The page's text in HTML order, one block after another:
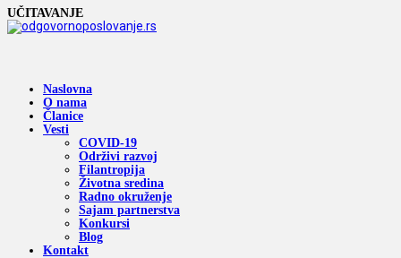
UČITAVANJE
Naslovna
O nama
Članice
Vesti
COVID-19
Održivi razvoj
Filantropija
Životna sredina
Radno okruženje
Sajam partnerstva
Konkursi
Blog
Kontakt